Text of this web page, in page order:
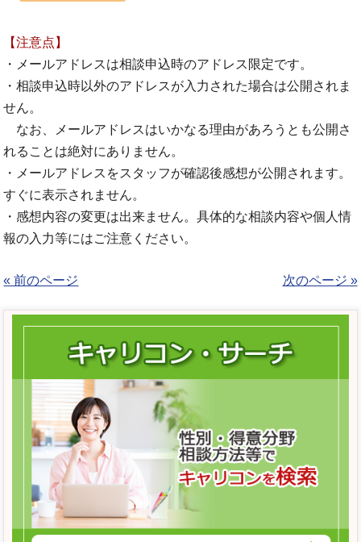
【注意点】
・メールアドレスは相談申込時のアドレス限定です。
・相談申込時以外のアドレスが入力された場合は公開されま
せん。
なお、メールアドレスはいかなる理由があろうとも公開さ
れることは絶対にありません。
・メールアドレスをスタッフが確認後感想が公開されます。
すぐに表示されません。
・感想内容の変更は出来ません。具体的な相談内容や個人情
報の入力等にはご注意ください。
« 前のページ 次のページ »